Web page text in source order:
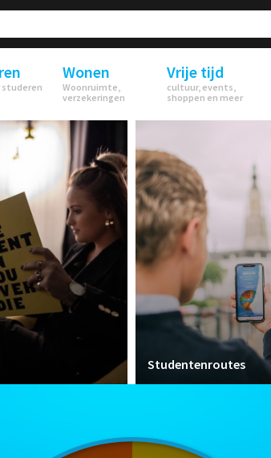
studeren
Wonen
Woonruimte,
verzekeringen
Vrije tijd
cultuur, events,
shoppen en meer
Studentenroutes